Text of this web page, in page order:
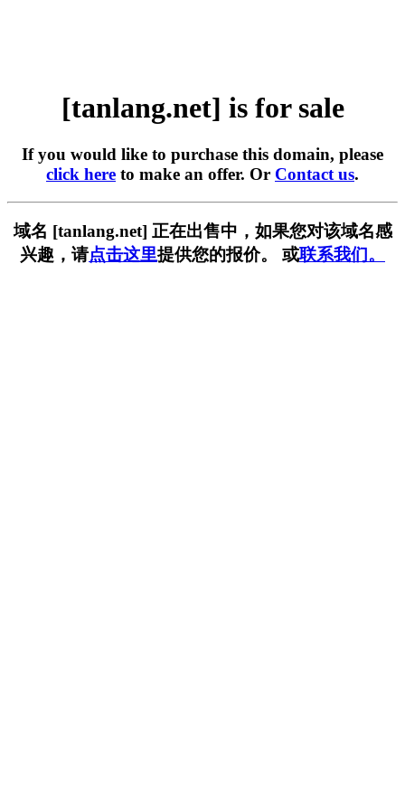
[tanlang.net] is for sale
If you would like to purchase this domain, please
click here to make an offer. Or Contact us.
域名 [tanlang.net] 正在出售中，如果您对该域名感
兴趣，请点击这里提供您的报价。 或联系我们。